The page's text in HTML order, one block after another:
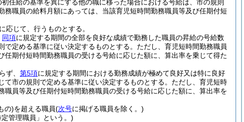
任給の基準を異にする他の職に移った場合における号給は、市の規則
職員の給料月額にあっては、当該育児短時間勤務職員等及び任期付短
じて、行うものとする。
同項に規定する期間の全部を良好な成績で勤務した職員の昇給の号給数
で定める基準に従い決定するものとする。 ただし、育児短時間勤務職員
期付短時間勤務職員の受ける号給に応じた額に、算出率を乗じて得た
ず、 第5項に規定する期間における勤務成績が極めて良好又は特に良好
市の規則で定める基準に従い決定するものとする。 ただし、育児短時
員等及び任期付短時間勤務職員の受ける号給に応じた額に、算出率を
の)を超える職員(次号に掲げる職員を除く。)
管理職員」という。)